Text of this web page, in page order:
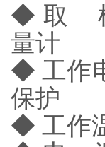
◆ 取 样
量计
◆ 工作
保护
◆ 工作